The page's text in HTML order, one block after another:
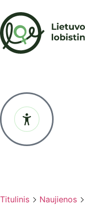
Titulinis Naujienos